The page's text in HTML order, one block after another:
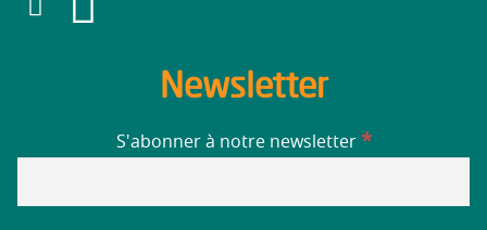
Newsletter
S'abonner à notre newsletter *